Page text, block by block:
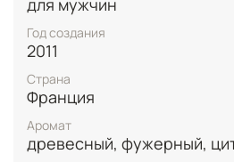
мускус, дубовый мох и амбру,
глубину и стойкость. Этот
подходит для теплой погоды,
Год создания
2011
Страна
Франция
Аромат
древесный, фужерный,